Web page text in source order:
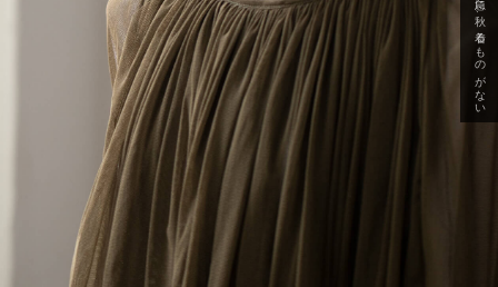
急に秋、着るものがない